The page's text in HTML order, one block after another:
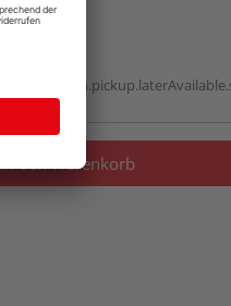
In den Warenkorb